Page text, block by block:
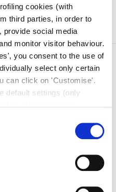
cookies (with
third parties, in order to
provide social media
monitor visitor behaviour.
you consent to the use of
select only certain
can click on 'Customise'.
default settings (only
be updated at any time
conformi alle specifiche
il numero della lama